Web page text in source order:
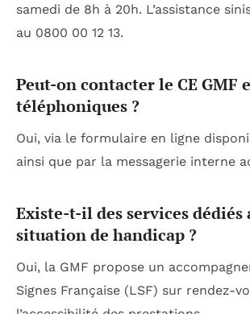
samedi de 8h à 20h. L’assistance
au 0800 00 12 13.
Peut-on contacter le CE GMF
téléphoniques ?
Oui, via le formulaire en ligne
ainsi que par la messagerie interne
Existe-t-il des services dédiés
situation de handicap ?
Oui, la GMF propose un
Signes Française (LSF) sur rendez-